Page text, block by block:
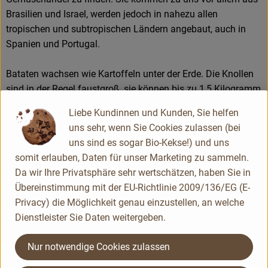
Brasilien und Israel, werden jedoch in nahezu allen
tropischen und subtropischen Ländern angebaut, auch in
Spanien und Portugal.
Bataten wachsen wie Kartoffeln unter der Erde. Die Knollen
sind in der Regel faustgroß, sie können bis zu 1,5 Kilogramm
immer jedoch mit einem spitzen Ende. Die Schalenfarbe
variiert zwischen gelblich und purpurrot. Der Geschmack
kann mit mehlig-süßlich beschrieben werden. Verwandte
Knollen sind Yam und Maniok.
Süßkartoffeln werden am besten im Backofen gegart.
Entweder in der Schale, oder geschält, mit der Gabel
mehrfach eingestochen, mit Öl bepinselt und in Folie
gewickelt. Man kann sie auch wie Salzkartoffeln kochen.
Aus gegarten Bataten lässt sich ein Püree zubereiten. Dazu
Liebe Kundinnen und Kunden, Sie helfen
uns sehr, wenn Sie Cookies zulassen (bei
uns sind es sogar Bio-Kekse!) und uns
somit erlauben, Daten für unser Marketing zu sammeln.
Da wir Ihre Privatsphäre sehr wertschätzen, haben Sie in
Übereinstimmung mit der EU-Richtlinie 2009/136/EG (E-
Privacy) die Möglichkeit genau einzustellen, an welche
Dienstleister Sie Daten weitergeben.
Nur notwendige Cookies zulassen